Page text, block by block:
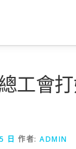
工會
日 作者: ADMIN